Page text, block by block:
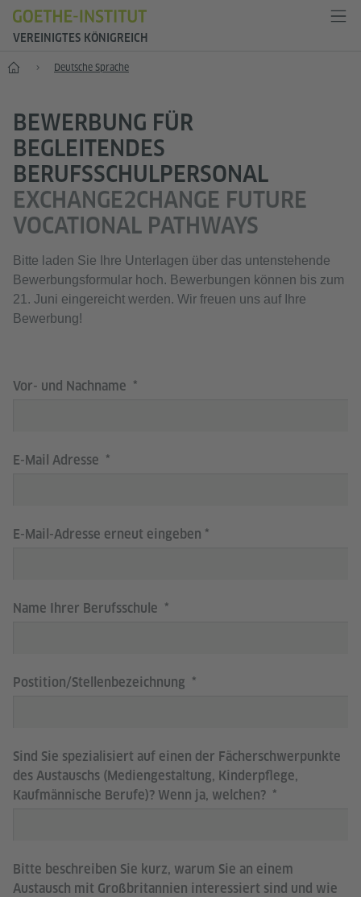
VEREINIGTES KÖNIGREICH
Start Deutsche Sprache
BEWERBUNG FÜR
BEGLEITENDES
BERUFSSCHULPERSONAL
EXCHANGE2CHANGE FUTURE
VOCATIONAL PATHWAYS
Bitte laden Sie Ihre Unterlagen über das untenstehende
Bewerbungsformular hoch. Bewerbungen können bis zum
21. Juni eingereicht werden. Wir freuen uns auf Ihre
Bewerbung!
Vor- und Nachname
E-Mail Adresse
E-Mail-Adresse erneut eingeben
Name Ihrer Berufsschule
Postition/Stellenbezeichnung
Sind Sie spezialisiert auf einen der Fächerschwerpunkte
des Austauschs (Mediengestaltung, Kinderpflege,
Kaufmännische Berufe)? Wenn ja, welchen?
Bitte beschreiben Sie kurz, warum Sie an einem
Austausch mit Großbritannien interessiert sind und wie